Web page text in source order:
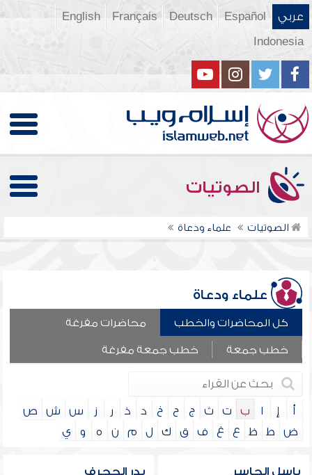
عربي Español
Deutsch
Français
English
Indonesia
الصوتيات
الصوتيات علماء ودعاة
علماء ودعاة
كل المحاضرات والخطب محاضرات مفرغة
خطب جمعة خطب جمعة مفرغة
أ إ ا ب ت ث ج ح خ د ذ ر ز س ش
ص
ض
ط ظ ع غ ف ق ك ل م ن ه و ي
باسل الجاسر بدر الحجرف